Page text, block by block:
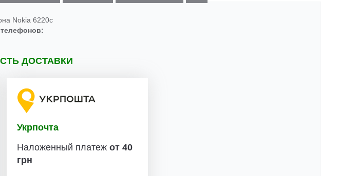
Nokia 6220c
ДОСТАВКИ
Укрпочта
Наложенный платежот 40
грн